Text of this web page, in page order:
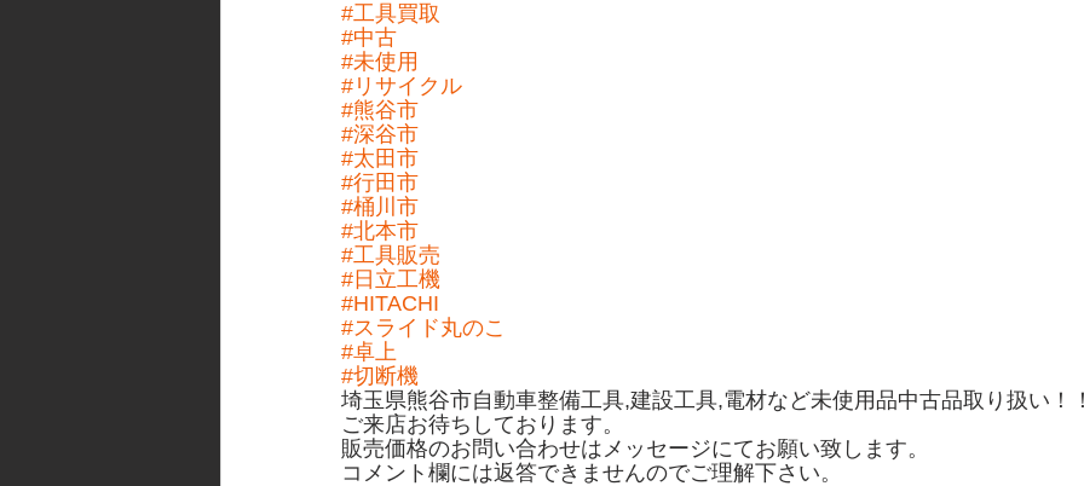
#工具買取
#中古
#未使用
#リサイクル
#熊谷市
#深谷市
#太田市
#行田市
#桶川市
#北本市
#工具販売
#日立工機
#HITACHI
#スライド丸のこ
#卓上
#切断機
埼玉県熊谷市自動車整備工具,建設工具,電材など未使用品中古品取り扱い！
ご来店お待ちしております。
販売価格のお問い合わせはメッセージにてお願い致します。
コメント欄には返答できませんのでご理解下さい。